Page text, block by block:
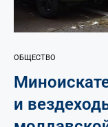
ОБЩЕСТВО
и